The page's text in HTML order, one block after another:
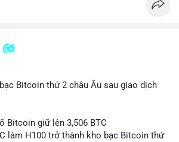
Bitcoin thứ 2 châu Âu sau giao dịch
Bitcoin giữ lên 3,506 BTC
làm H100 trở thành kho bạc Bitcoin thứ